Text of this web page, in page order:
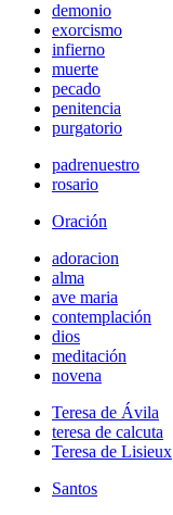
demonio
exorcismo
infierno
muerte
pecado
penitencia
purgatorio
padrenuestro
rosario
Oración
adoracion
alma
ave maria
contemplación
dios
meditación
novena
Teresa de Ávila
teresa de calcuta
Teresa de Lisieux
Santos